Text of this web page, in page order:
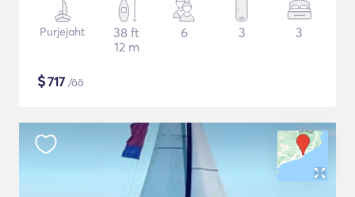
Purjejaht
38 ft
12 m
6 3 3
$717 /öö